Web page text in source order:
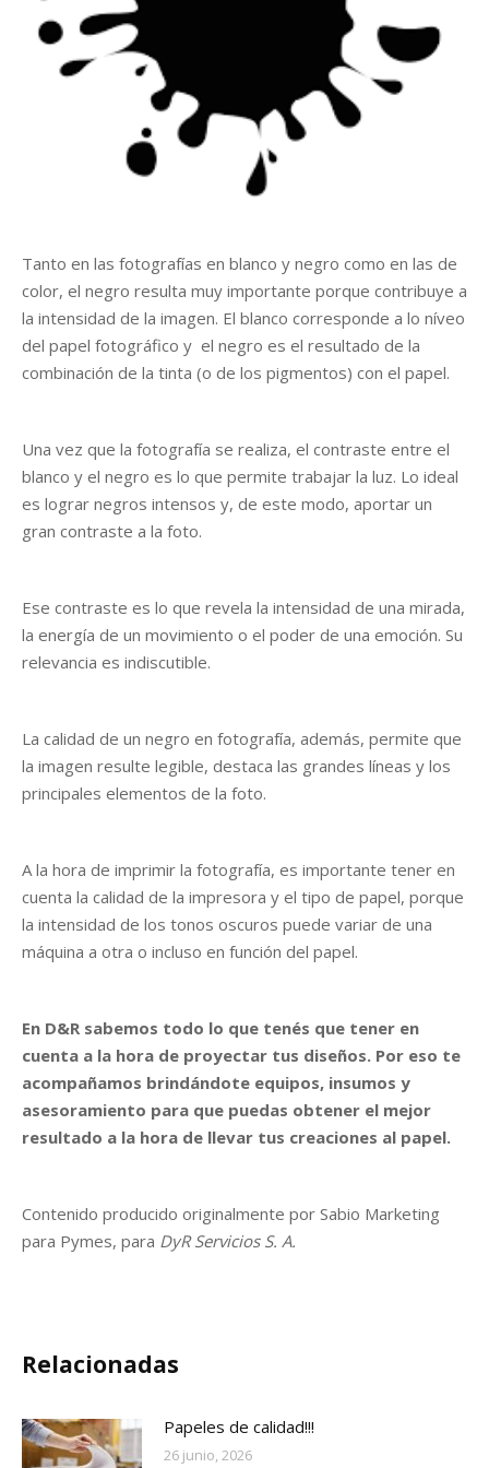
Tanto en las fotografías en blanco y negro como en las de
color, el negro resulta muy importante porque contribuye a
la intensidad de la imagen. El blanco corresponde a lo níveo
del papel fotográfico y el negro es el resultado de la
combinación de la tinta (o de los pigmentos) con el papel.
Una vez que la fotografía se realiza, el contraste entre el
blanco y el negro es lo que permite trabajar la luz. Lo ideal
es lograr negros intensos y, de este modo, aportar un
gran contraste a la foto.
Ese contraste es lo que revela la intensidad de una mirada,
la energía de un movimiento o el poder de una emoción. Su
relevancia es indiscutible.
La calidad de un negro en fotografía, además, permite que
la imagen resulte legible, destaca las grandes líneas y los
principales elementos de la foto.
A la hora de imprimir la fotografía, es importante tener en
cuenta la calidad de la impresora y el tipo de papel, porque
la intensidad de los tonos oscuros puede variar de una
máquina a otra o incluso en función del papel.
En D&R sabemos todo lo que tenés que tener en
cuenta a la hora de proyectar tus diseños. Por eso te
acompañamos brindándote equipos, insumos y
asesoramiento para que puedas obtener el mejor
resultado a la hora de llevar tus creaciones al papel.
Contenido producido originalmente por Sabio Marketing
para Pymes, para DyR Servicios S. A.
Relacionadas
Papeles de calidad!!!
26 junio, 2026